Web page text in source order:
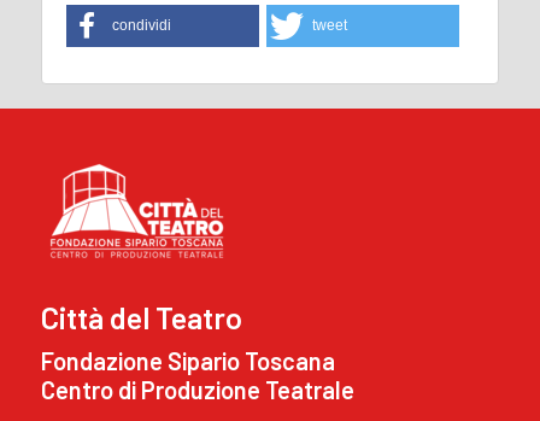
condividi tweet
Città del Teatro
Fondazione Sipario Toscana
Centro di Produzione Teatrale